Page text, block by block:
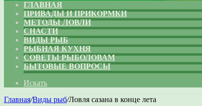
ГЛАВНАЯ
ПРИВАДЫ И ПРИКОРМКИ
МЕТОДЫ ЛОВЛИ
СНАСТИ
ВИДЫ РЫБ
РЫБНАЯ КУХНЯ
СОВЕТЫ РЫБОЛОВАМ
БЫТОВЫЕ ВОПРОСЫ
Искать
Главная/Виды рыб/Ловля сазана в конце лета